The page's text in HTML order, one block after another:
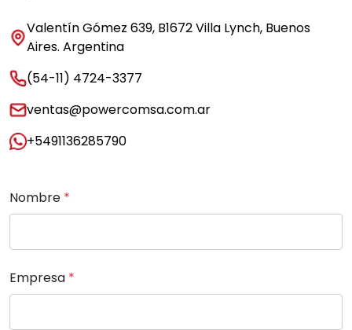
Valentín Gómez 639, B1672 Villa Lynch, Buenos
Aires. Argentina
(54-11) 4724-3377
ventas@powercomsa.com.ar
+5491136285790
Nombre *
Empresa *